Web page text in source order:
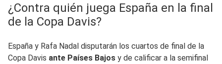
¿Contra quién juega España en la final
de la Copa Davis?
España y Rafa Nadal disputarán los cuartos de final de la
Copa Davis ante Países Bajos y de calificar a la semifinal